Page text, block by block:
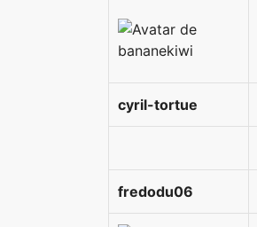
cyril-tortue
fredodu06